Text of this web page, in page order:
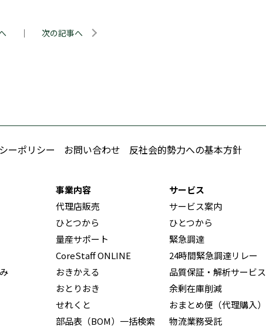
｜ 次の記事へ
ーポリシー お問い合わせ 反社会的勢力への基本方針
事業内容
代理店販売
ひとつから
量産サポート
CoreStaff ONLINE
おきかえる
おとりおき
せれくと
部品表（BOM）一括検索
サービス
サービス案内
ひとつから
緊急調達
24時間緊急調達リレー
品質保証・解析サービス
余剰在庫削減
おまとめ便（代理購入）
物流業務受託